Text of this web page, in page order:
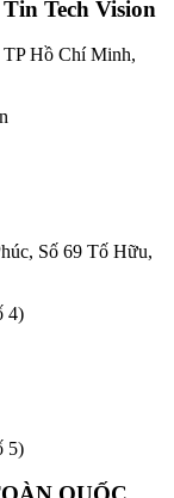
Tech Vision
Hồ Chí Minh,
Số 69 Tố Hữu,
4)
5)